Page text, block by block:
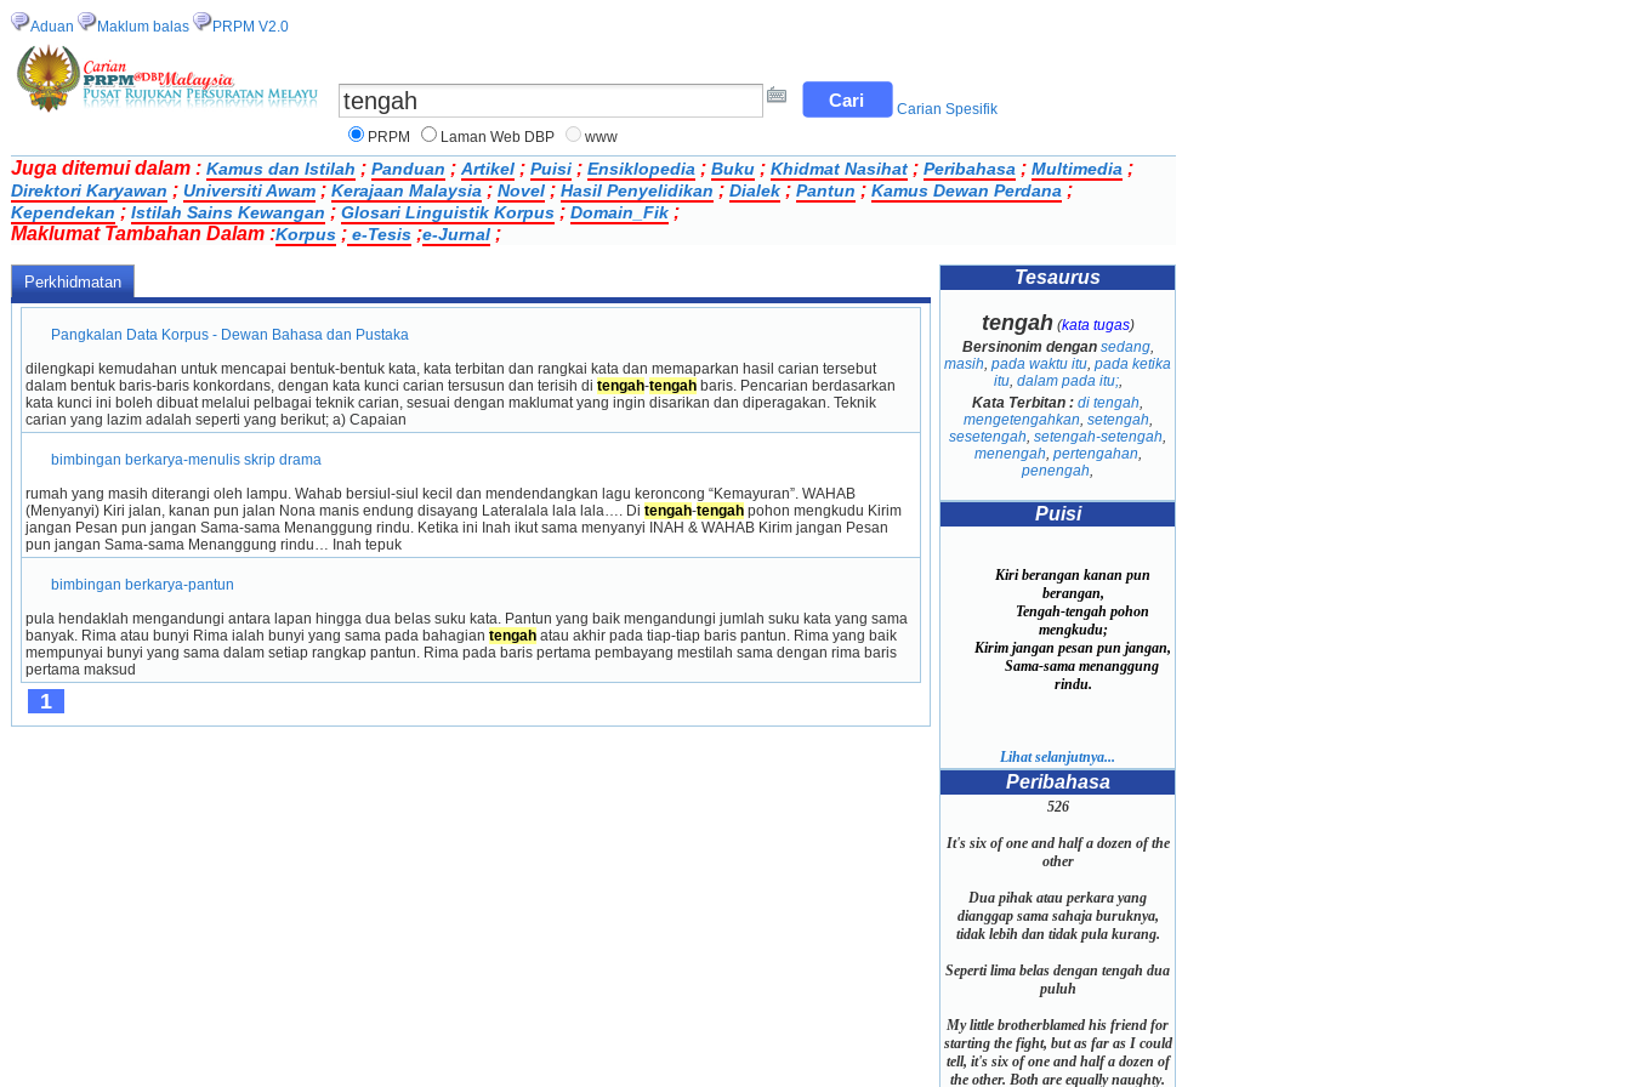
Aduan Maklum balas PRPM V2.0
Carian Spesifik
PRPM
Laman Web DBP www
Juga ditemui dalam : Kamus dan Istilah ; Panduan ; Artikel ; Puisi ; Ensiklopedia ; Buku ; Khidmat Nasihat ; Peribahasa ; Multimedia ;
Direktori Karyawan ; Universiti Awam ; Kerajaan Malaysia ; Novel ; Hasil Penyelidikan ; Dialek ; Pantun ; Kamus Dewan Perdana ;
Kependekan ; Istilah Sains Kewangan ; Glosari Linguistik Korpus ; Domain_Fik ;
Maklumat Tambahan Dalam :Korpus ; e-Tesis ;e-Jurnal ;
Perkhidmatan
Pangkalan Data Korpus - Dewan Bahasa dan Pustaka
dilengkapi kemudahan untuk mencapai bentuk-bentuk kata, kata terbitan dan rangkai kata dan memaparkan hasil carian tersebut
dalam bentuk baris-baris konkordans, dengan kata kunci carian tersusun dan terisih di tengah-tengah baris. Pencarian berdasarkan
kata kunci ini boleh dibuat melalui pelbagai teknik carian, sesuai dengan maklumat yang ingin disarikan dan diperagakan. Teknik
carian yang lazim adalah seperti yang berikut; a) Capaian
bimbingan berkarya-menulis skrip drama
rumah yang masih diterangi oleh lampu. Wahab bersiul-siul kecil dan mendendangkan lagu keroncong “Kemayuran”. WAHAB
(Menyanyi) Kiri jalan, kanan pun jalan Nona manis endung disayang Lateralala lala lala…. Di tengah-tengah pohon mengkudu Kirim
jangan Pesan pun jangan Sama-sama Menanggung rindu. Ketika ini Inah ikut sama menyanyi INAH & WAHAB Kirim jangan Pesan
pun jangan Sama-sama Menanggung rindu… Inah tepuk
bimbingan berkarya-pantun
pula hendaklah mengandungi antara lapan hingga dua belas suku kata. Pantun yang baik mengandungi jumlah suku kata yang sama
banyak. Rima atau bunyi Rima ialah bunyi yang sama pada bahagian tengah atau akhir pada tiap-tiap baris pantun. Rima yang baik
mempunyai bunyi yang sama dalam setiap rangkap pantun. Rima pada baris pertama pembayang mestilah sama dengan rima baris
pertama maksud
1
Tesaurus
tengah(kata tugas)
Bersinonim dengan sedang,
masih, pada waktu itu, pada ketika
itu, dalam pada itu;,
Kata Terbitan : di tengah,
mengetengahkan, setengah,
sesetengah, setengah-setengah,
menengah, pertengahan,
penengah,
Puisi
Kiri berangan kanan pun
berangan,
Tengah-tengah pohon
mengkudu;
Kirim jangan pesan pun jangan,
Sama-sama menanggung
rindu.
Lihat selanjutnya...
Peribahasa
526
It's six of one and half a dozen of the
other
Dua pihak atau perkara yang
dianggap sama sahaja buruknya,
tidak lebih dan tidak pula kurang.
Seperti lima belas dengan tengah dua
puluh
My little brotherblamed his friend for
starting the fight, but as far as I could
tell, it's six of one and half a dozen of
the other. Both are equally naughty.